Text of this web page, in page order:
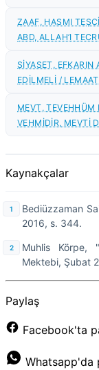
ZAAF, HASMI
ABD, ALLAH’I
SİYASET, EFKARIN
EDİLMELİ / LEMAAT
MEVT, TEVEHHÜM
VEHMİDİR, MEVTİ
Kaynakçalar
Bediüzzaman
2016, s. 344.
Muhlis Körpe,
Mektebi, Şubat
Paylaş
Facebook'ta
Whatsapp'da